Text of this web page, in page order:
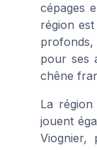
cépages
région
profonds,
pour ses
chêne
La
jouent
Viognier,